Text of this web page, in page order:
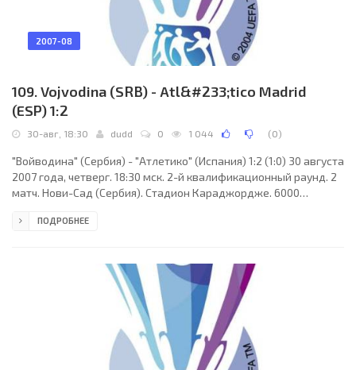
2007-08
109. Vojvodina (SRB) - Atl&#233;tico Madrid
(ESP) 1:2
30-авг, 18:30 dudd 0 1 044 (0)
"Войводина" (Сербия) - "Атлетико" (Испания) 1:2 (1:0) 30 августа
2007 года, четверг. 18:30 мск. 2-й квалификационный раунд. 2
матч. Нови-Сад (Сербия). Стадион Караджордже. 6000
(Германия), Детлеф Шеппе (Германия), Роберт Хартманн
Деспотович, Игор Дурич, Гойко Качар, Нино Пекарич (к),
Александар Попович, Миодраг Стошич (Срджан Радосавлев,
ПОДРОБНЕЕ